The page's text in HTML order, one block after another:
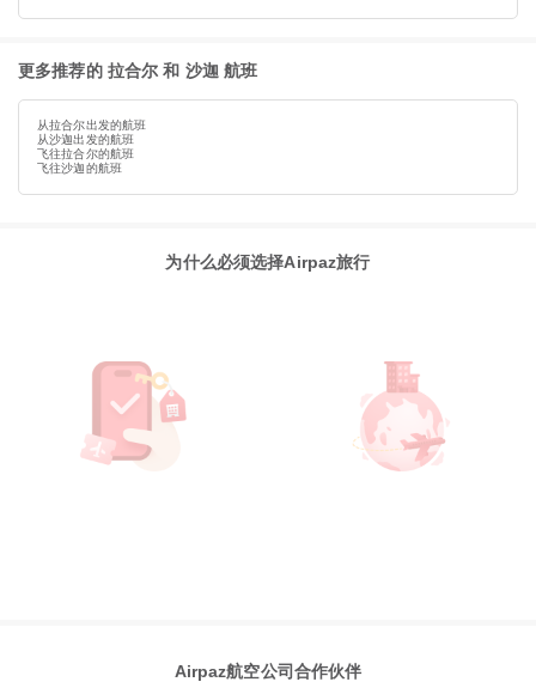
更多推荐的 拉合尔 和 沙迦 航班
从拉合尔出发的航班
从沙迦出发的航班
飞往拉合尔的航班
飞往沙迦的航班
为什么必须选择Airpaz旅行
Airpaz航空公司合作伙伴